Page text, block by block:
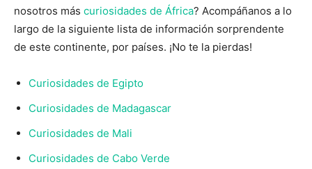
nosotros más curiosidades de África? Acompáñanos a lo
largo de la siguiente lista de información sorprendente
de este continente, por países. ¡No te la pierdas!
Curiosidades de Egipto
Curiosidades de Madagascar
Curiosidades de Mali
Curiosidades de Cabo Verde